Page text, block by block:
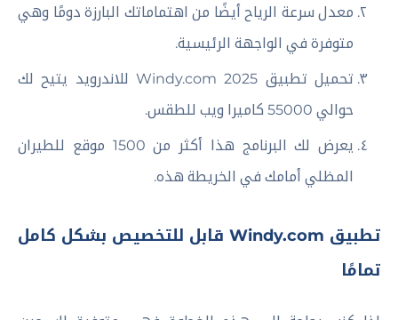
معدل سرعة الرياح أيضًا من اهتماماتك البارزة دومًا وهي
متوفرة في الواجهة الرئيسية.
تحميل تطبيق Windy.com 2025 للاندرويد يتيح لك
حوالي 55000 كاميرا ويب للطقس.
يعرض لك البرنامج هذا أكثر من 1500 موقع للطيران
المظلي أمامك في الخريطة هذه.
تطبيق Windy.com قابل للتخصيص بشكل كامل
تمامًا